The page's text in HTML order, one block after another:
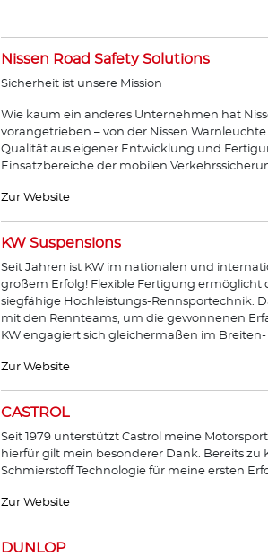
Nissen Road Safety Solutions
Sicherheit ist unsere Mission
Wie kaum ein anderes Unternehmen hat
vorangetrieben – von der Nissen
Qualität aus eigener Entwicklung und
Einsatzbereiche der mobilen
Zur Website
KW Suspensions
Seit Jahren ist KW im nationalen und
großem Erfolg! Flexible Fertigung ermöglicht
siegfähige Hochleistungs-Rennsportechnik.
mit den Rennteams, um die gewonnenen
KW engagiert sich gleichermaßen im
Zur Website
CASTROL
Seit 1979 unterstützt Castrol meine
hierfür gilt mein besonderer Dank. Bereits
Schmierstoff Technologie für meine ersten
Zur Website
DUNLOP